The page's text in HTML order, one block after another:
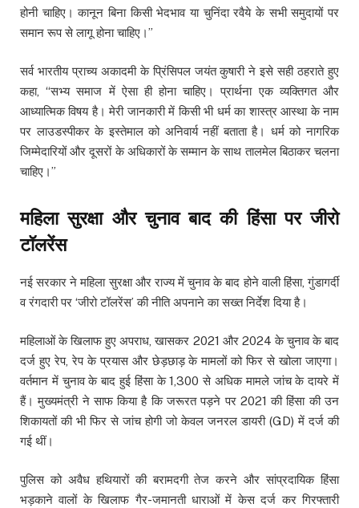
होनी चाहिए। कानून बिना किसी भेदभाव या चुनिंदा रवैये के सभी समुदायों पर
समान रूप से लागू होना चाहिए।”
सर्व भारतीय प्राच्य अकादमी के प्रिंसिपल जयंत कुषारी ने इसे सही ठहराते हुए
कहा, “सभ्य समाज में ऐसा ही होना चाहिए। प्रार्थना एक व्यक्तिगत और
आध्यात्मिक विषय है। मेरी जानकारी में किसी भी धर्म का शास्त्र आस्था के नाम
पर लाउडस्पीकर के इस्तेमाल को अनिवार्य नहीं बताता है। धर्म को नागरिक
जिम्मेदारियों और दूसरों के अधिकारों के सम्मान के साथ तालमेल बिठाकर चलना
चाहिए।”
महिला सुरक्षा और चुनाव बाद की हिंसा पर जीरो
टॉलरेंस
नई सरकार ने महिला सुरक्षा और राज्य में चुनाव के बाद होने वाली हिंसा, गुंडागर्दी
व रंगदारी पर ‘जीरो टॉलरेंस’ की नीति अपनाने का सख्त निर्देश दिया है।
महिलाओं के खिलाफ हुए अपराध, खासकर 2021 और 2024 के चुनाव के बाद
दर्ज हुए रेप, रेप के प्रयास और छेड़छाड़ के मामलों को फिर से खोला जाएगा।
वर्तमान में चुनाव के बाद हुई हिंसा के 1,300 से अधिक मामले जांच के दायरे में
हैं। मुख्यमंत्री ने साफ किया है कि जरूरत पड़ने पर 2021 की हिंसा की उन
शिकायतों की भी फिर से जांच होगी जो केवल जनरल डायरी (GD) में दर्ज की
गई थीं।
पुलिस को अवैध हथियारों की बरामदगी तेज करने और सांप्रदायिक हिंसा
भड़काने वालों के खिलाफ गैर-जमानती धाराओं में केस दर्ज कर गिरफ्तारी